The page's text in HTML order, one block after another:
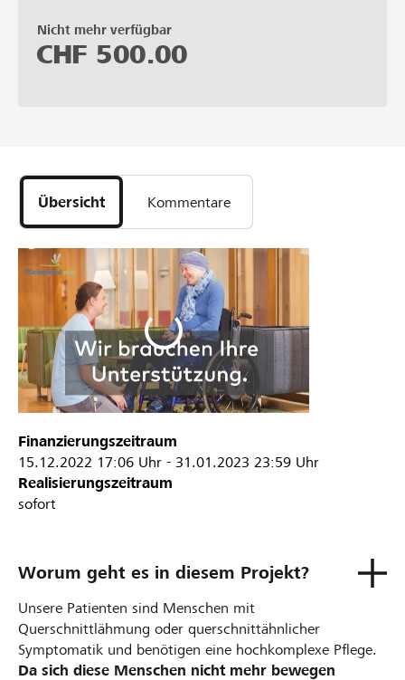
Nicht mehr verfügbar
CHF 500.00
Übersicht Kommentare
Finanzierungszeitraum
15.12.2022 17:06 Uhr - 31.01.2023 23:59 Uhr
Realisierungszeitraum
sofort
Worum geht es in diesem Projekt?
Unsere Patienten sind Menschen mit
Querschnittlähmung oder querschnittähnlicher
Symptomatik und benötigen eine hochkomplexe Pflege.
Da sich diese Menschen nicht mehr bewegen